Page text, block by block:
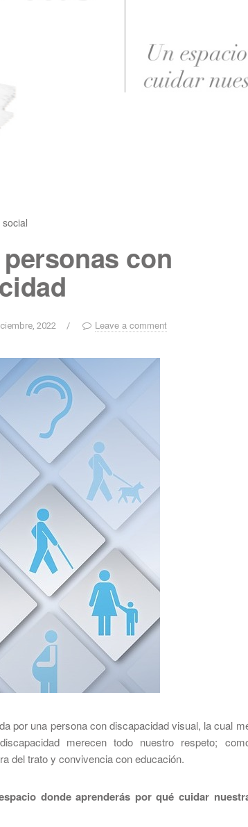
con
2022 / Leave a comment
por una persona con discapacidad visual, la cual
merecen todo nuestro respeto;
del trato y convivencia con educación.
donde aprenderás por qué cuidar